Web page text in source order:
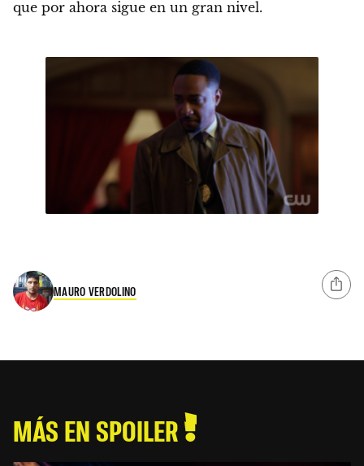
que por ahora sigue en un gran nivel.
MAURO VERDOLINO
MÁS EN SPOILER